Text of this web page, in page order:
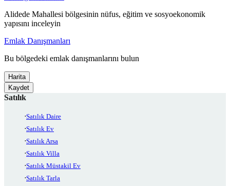
Alidede Mahallesi bölgesinin nüfus, eğitim ve sosyoekonomik
yapısını inceleyin
Emlak Danışmanları
Bu bölgedeki emlak danışmanlarını bulun
Harita
Kaydet
Satılık
Satılık Daire
Satılık Ev
Satılık Arsa
Satılık Villa
Satılık Müstakil Ev
Satılık Tarla